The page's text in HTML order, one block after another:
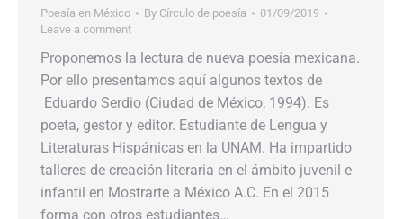
Poesía en México By Círculo de poesía
01/09/2019
Leave a comment
Proponemos la lectura de nueva poesía mexicana.
Por ello presentamos aquí algunos textos de
Eduardo Serdio (Ciudad de México, 1994). Es
poeta, gestor y editor. Estudiante de Lengua y
Literaturas Hispánicas en la UNAM. Ha impartido
talleres de creación literaria en el ámbito juvenil e
infantil en Mostrarte a México A.C. En el 2015
forma con otros estudiantes…